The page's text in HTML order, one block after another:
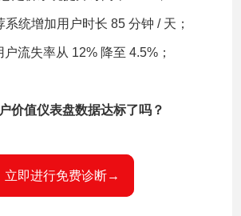
系统增加用户时长 85 分钟 / 天；
户流失率从 12% 降至 4.5%；
价值仪表盘数据达标了吗？
立即进行免费诊断→